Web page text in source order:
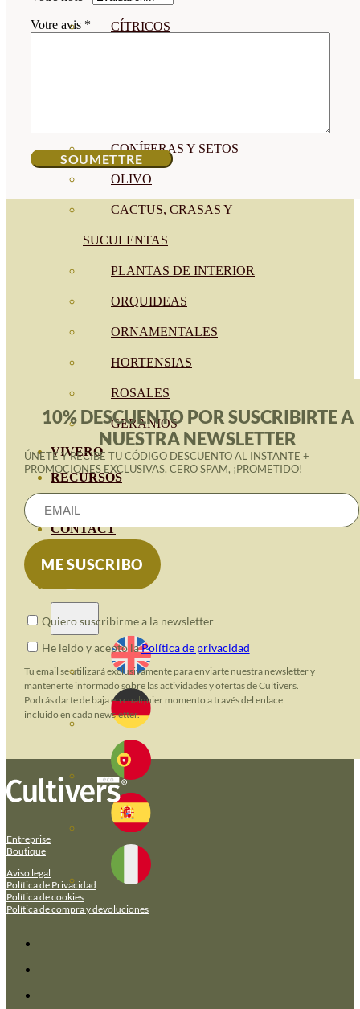
CÍTRICOS
CONÍFERAS Y SETOS
OLIVO
CACTUS, CRASAS Y
SUCULENTAS
PLANTAS DE INTERIOR
ORQUIDEAS
ORNAMENTALES
HORTENSIAS
ROSALES
GERANIOS
VIVERO
RECURSOS
BLOG ECO
CONTACT
Votre avis *
10% DESCUENTO POR SUSCRIBIRTE A
NUESTRA NEWSLETTER
ÚNETE Y RECIBE TU CÓDIGO DESCUENTO AL INSTANTE +
PROMOCIONES EXCLUSIVAS. CERO SPAM, ¡PROMETIDO!
Quiero suscribirme a la newsletter
He leido y acepto laPolítica de privacidad
Tu email se utilizará exclusivamente para enviarte nuestra newsletter y
mantenerte informado sobre las actividades y ofertas de Cultivers.
Podrás darte de baja en cualquier momento a través del enlace
incluido en cada newsletter.
Entreprise
Boutique
Aviso legal
Política de Privacidad
Política de cookies
Política de compra y devoluciones